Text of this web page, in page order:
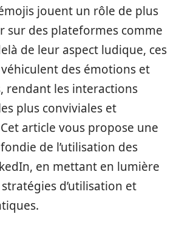
jouent un rôle de plus
sur des plateformes comme
de leur aspect ludique, ces
des émotions et
rendant les interactions
plus conviviales et
article vous propose une
de l’utilisation des
en mettant en lumière
d’utilisation et